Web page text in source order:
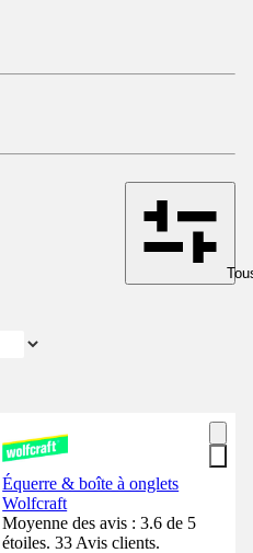
Équerre & boîte à onglets
Wolfcraft
Moyenne des avis : 3.6 de 5
étoiles. 33 Avis clients.